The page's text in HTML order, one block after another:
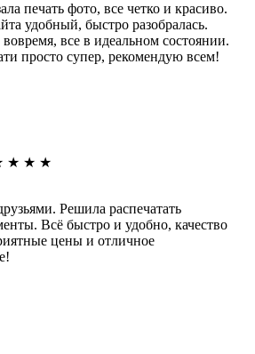
печать фото, все четко и красиво.
удобный, быстро разобралась.
все в идеальном состоянии.
просто супер, рекомендую всем!
★ ★ ★
Решила распечатать
Всё быстро и удобно, качество
цены и отличное